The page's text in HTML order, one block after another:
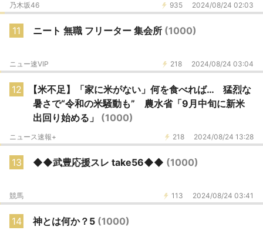
935 2024/08/24 02:03
乃木坂46
11 ニート 無職 フリーター 集会所 (1000)
218 2024/08/24 03:04
ニュー速VIP
12
【米不足】「家に米がない」何を食べれば… 猛烈な
暑さで“令和の米騒動も” 農水省「9月中旬に新米
出回り始める」 (1000)
218 2024/08/24 13:28
ニュース速報+
13 ◆◆武豊応援スレ take56◆◆ (1000)
113 2024/08/24 03:41
競馬
14 神とは何か？5 (1000)